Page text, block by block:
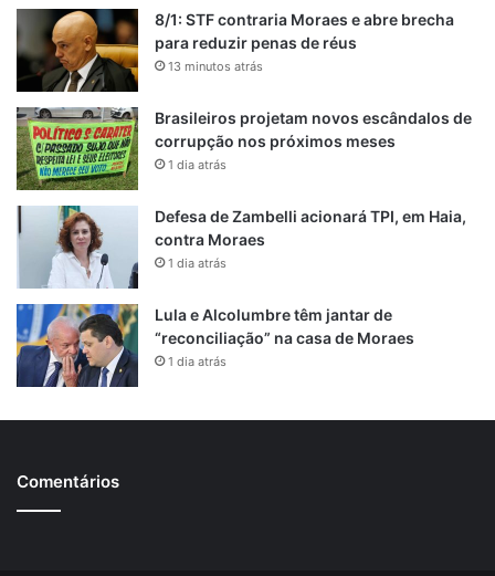
8/1: STF contraria Moraes e abre brecha
para reduzir penas de réus
13 minutos atrás
Brasileiros projetam novos escândalos de
corrupção nos próximos meses
1 dia atrás
Defesa de Zambelli acionará TPI, em Haia,
contra Moraes
1 dia atrás
Lula e Alcolumbre têm jantar de
“reconciliação” na casa de Moraes
1 dia atrás
Comentários